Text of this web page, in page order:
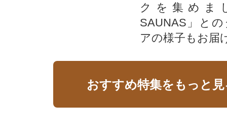
クを集めま
SAUNAS」と
アの様子もお届
おすすめ特集をもっと